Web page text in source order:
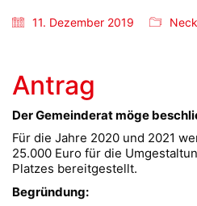
11. Dezember 2019
Antrag
Der Gemeinderat möge
Für die Jahre 2020 und 2021
25.000 Euro für die
Platzes bereitgestellt.
Begründung: